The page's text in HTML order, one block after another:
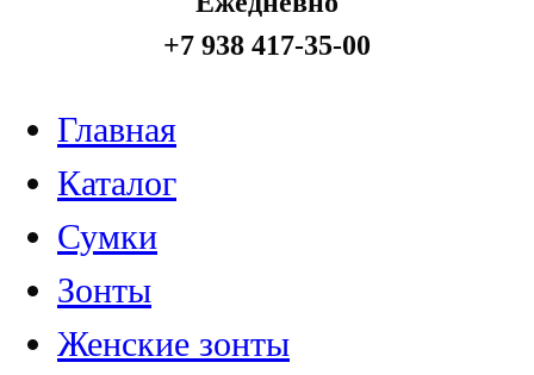
+7 938 417-35-00
Главная
Каталог
Сумки
Зонты
Женские зонты